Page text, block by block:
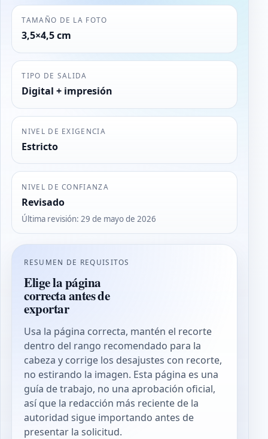
TAMAÑO DE LA FOTO
3,5×4,5 cm
TIPO DE SALIDA
Digital + impresión
NIVEL DE EXIGENCIA
Estricto
NIVEL DE CONFIANZA
Revisado
Última revisión:29 de mayo de 2026
RESUMEN DE REQUISITOS
Elige la página
correcta antes de
exportar
Usa la página correcta, mantén el recorte
dentro del rango recomendado para la
cabeza y corrige los desajustes con recorte,
no estirando la imagen. Esta página es una
guía de trabajo, no una aprobación oficial,
así que la redacción más reciente de la
autoridad sigue importando antes de
presentar la solicitud.